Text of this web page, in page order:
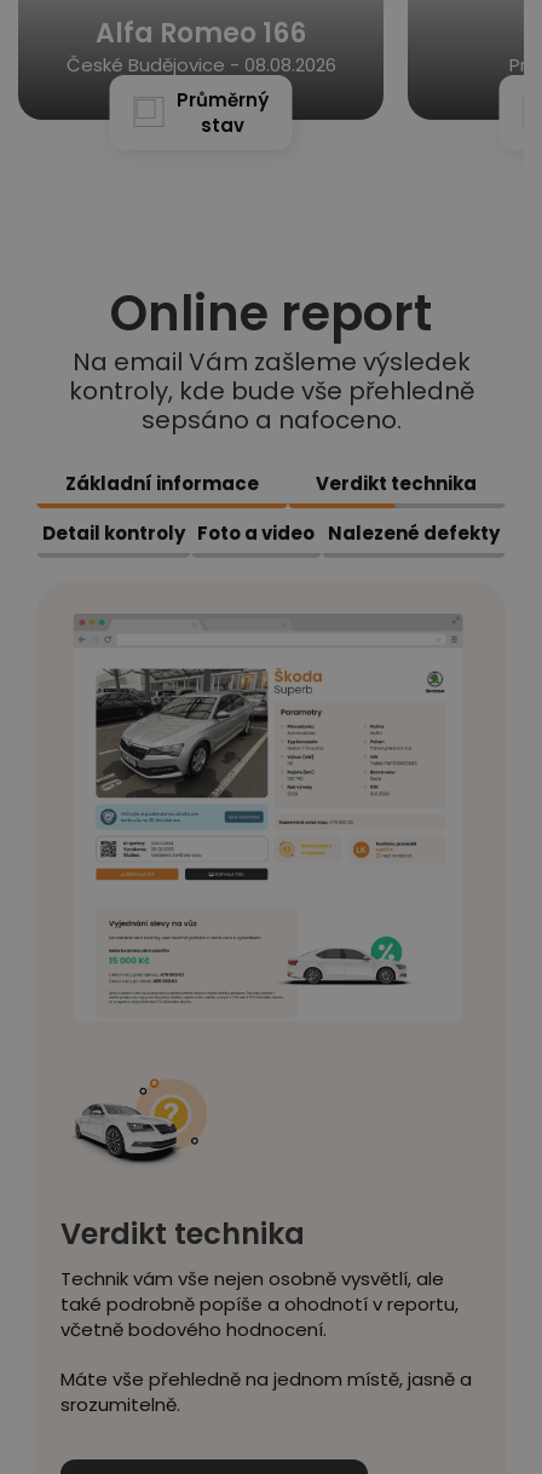
Alfa Romeo 166
České Budějovice - 08.08.2026
Průměrný
stav
Online report
Na email Vám zašleme výsledek
kontroly, kde bude vše přehledně
sepsáno a nafoceno.
Základní informace
Verdikt technika
Detail kontroly Foto a video Nalezené defekty
Verdikt technika
Technik vám vše nejen osobně vysvětlí, ale
také podrobně popíše a ohodnotí v reportu,
včetně bodového hodnocení.
Máte vše přehledně na jednom místě, jasně a
srozumitelně.